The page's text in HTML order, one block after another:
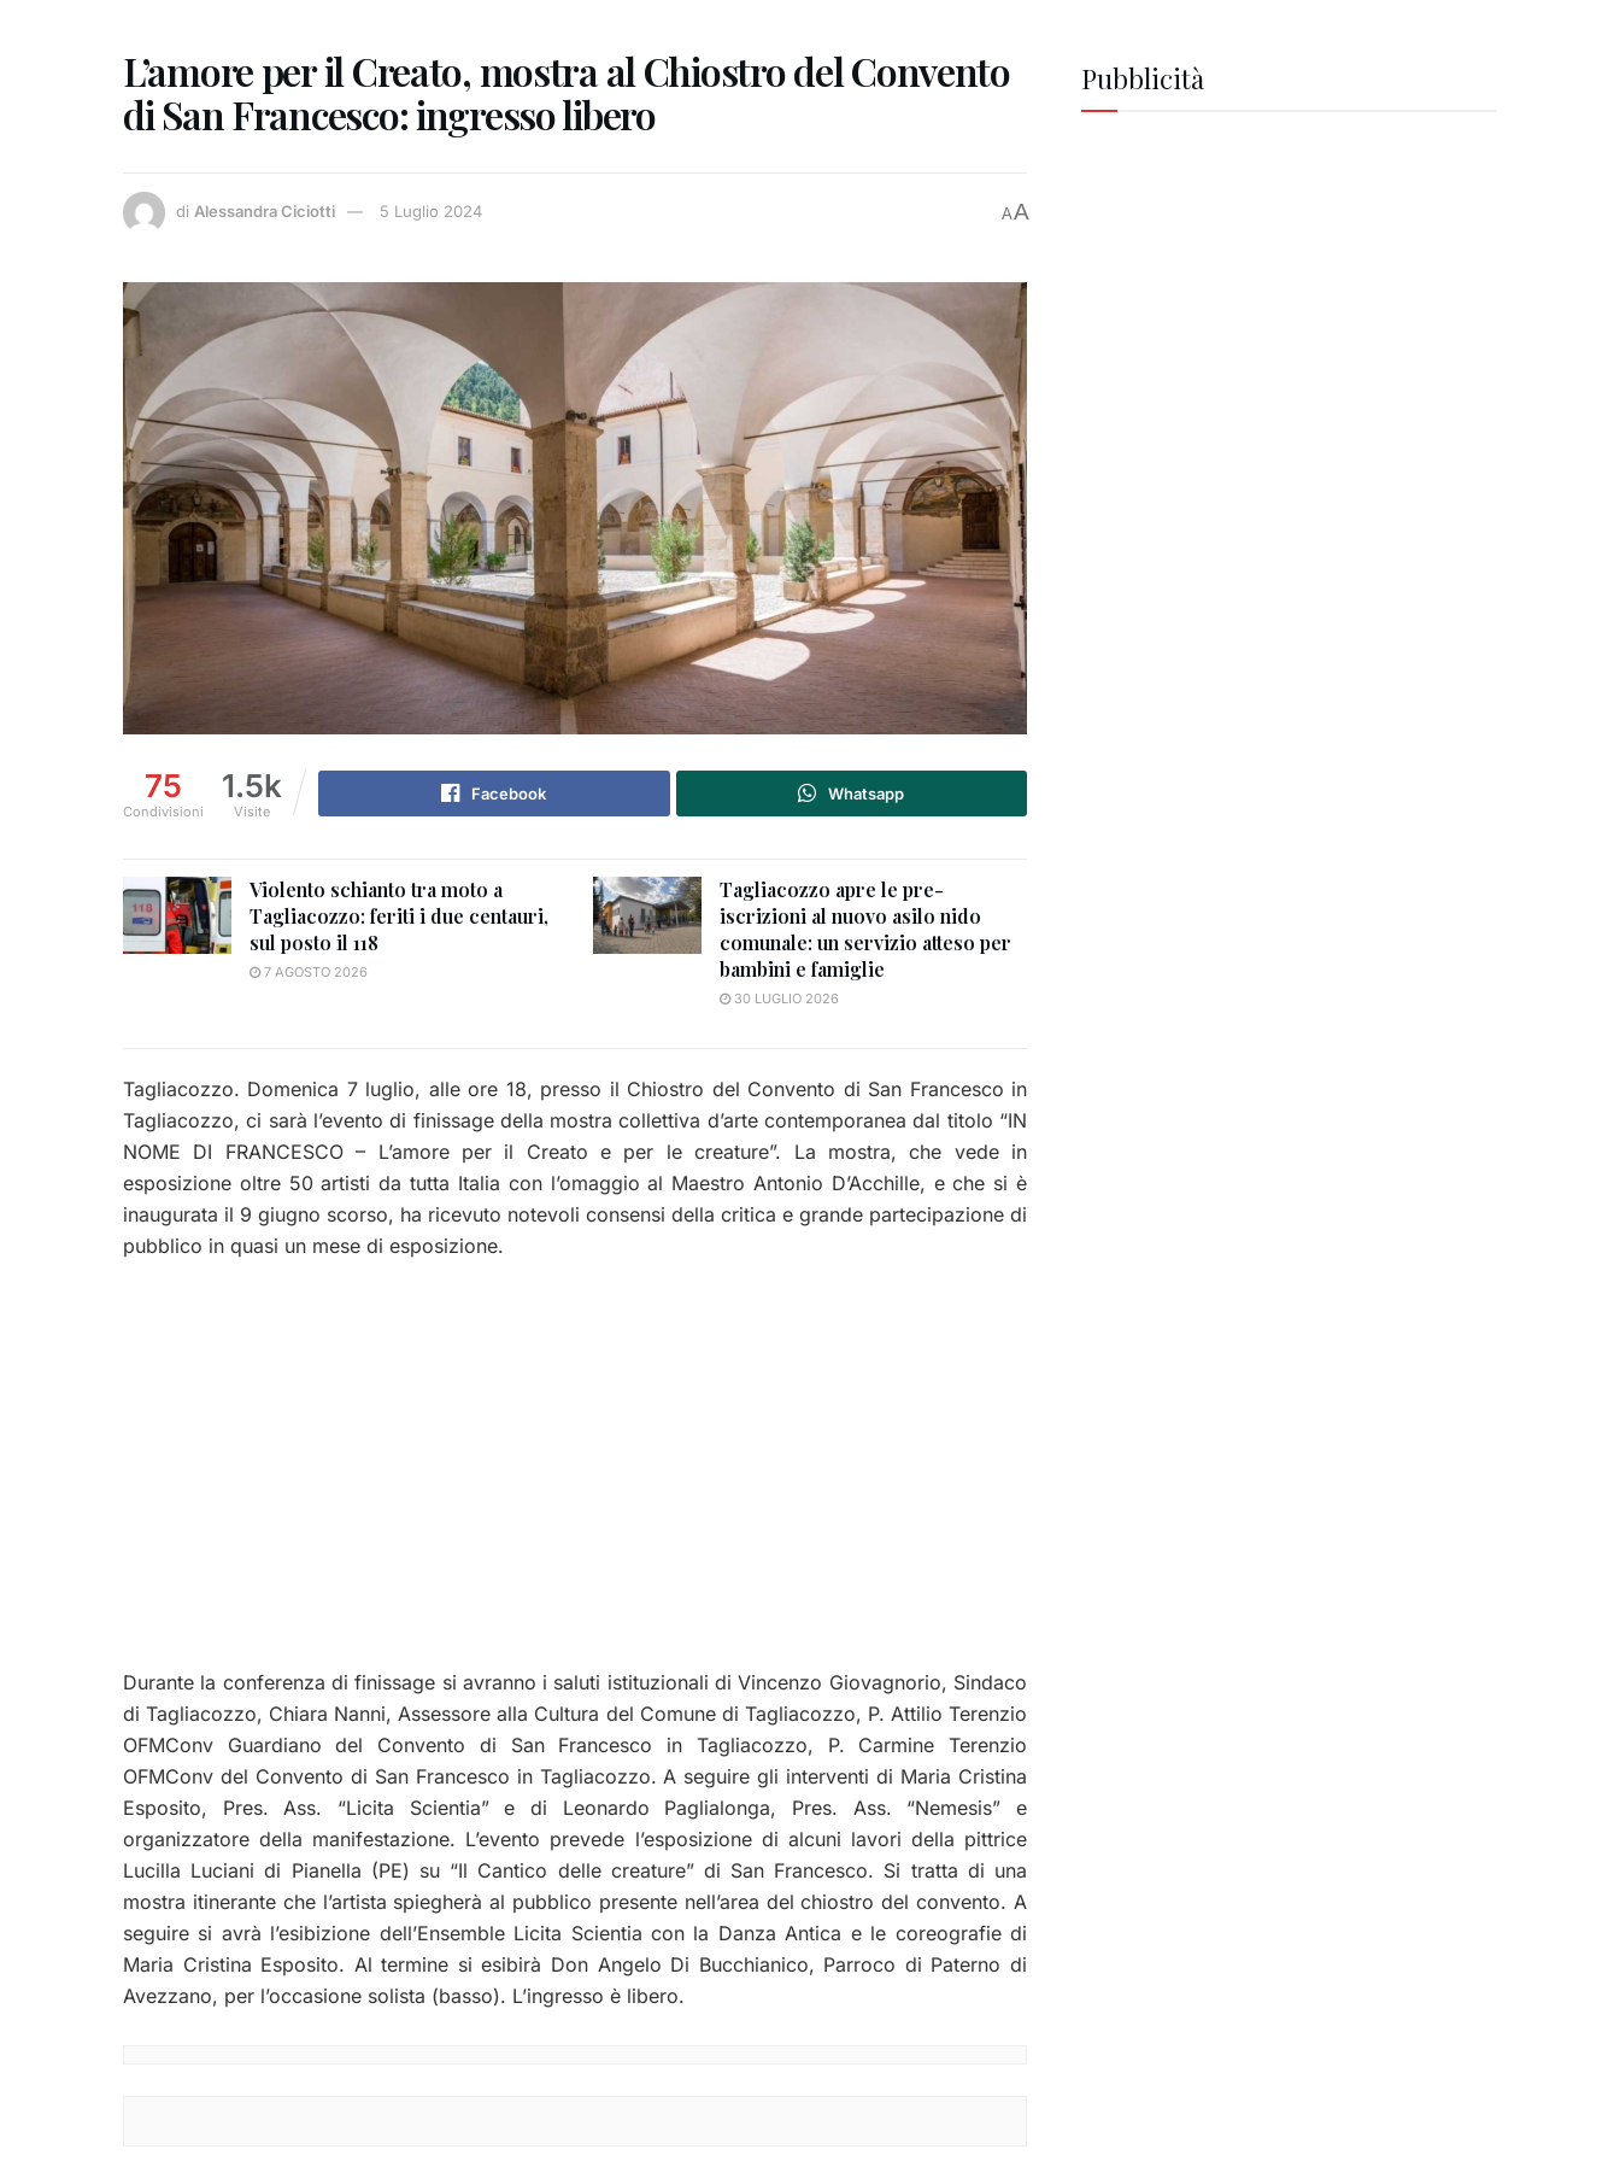
L’amore per il Creato, mostra al Chiostro del Convento
di San Francesco: ingresso libero
di Alessandra Ciciotti 5 Luglio 2024 AA
75
Condivisioni
1.5k
Visite
Facebook Whatsapp
Violento schianto tra moto a
Tagliacozzo: feriti i due centauri,
sul posto il 118
7 AGOSTO 2026
Tagliacozzo apre le pre-
iscrizioni al nuovo asilo nido
comunale: un servizio atteso per
bambini e famiglie
30 LUGLIO 2026
Tagliacozzo. Domenica 7 luglio, alle ore 18, presso il Chiostro del Convento di San Francesco in
Tagliacozzo, ci sarà l’evento di finissage della mostra collettiva d’arte contemporanea dal titolo “IN
NOME DI FRANCESCO – L’amore per il Creato e per le creature”. La mostra, che vede in
esposizione oltre 50 artisti da tutta Italia con l’omaggio al Maestro Antonio D’Acchille, e che si è
inaugurata il 9 giugno scorso, ha ricevuto notevoli consensi della critica e grande partecipazione di
pubblico in quasi un mese di esposizione.
Durante la conferenza di finissage si avranno i saluti istituzionali di Vincenzo Giovagnorio, Sindaco
di Tagliacozzo, Chiara Nanni, Assessore alla Cultura del Comune di Tagliacozzo, P. Attilio Terenzio
OFMConv Guardiano del Convento di San Francesco in Tagliacozzo, P. Carmine Terenzio
OFMConv del Convento di San Francesco in Tagliacozzo. A seguire gli interventi di Maria Cristina
Esposito, Pres. Ass. “Licita Scientia” e di Leonardo Paglialonga, Pres. Ass. “Nemesis” e
organizzatore della manifestazione. L’evento prevede l’esposizione di alcuni lavori della pittrice
Lucilla Luciani di Pianella (PE) su “Il Cantico delle creature” di San Francesco. Si tratta di una
mostra itinerante che l’artista spiegherà al pubblico presente nell’area del chiostro del convento. A
seguire si avrà l’esibizione dell’Ensemble Licita Scientia con la Danza Antica e le coreografie di
Maria Cristina Esposito. Al termine si esibirà Don Angelo Di Bucchianico, Parroco di Paterno di
Avezzano, per l’occasione solista (basso). L’ingresso è libero.
Pubblicità